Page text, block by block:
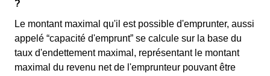
?
Le montant maximal qu'il est possible d'emprunter, aussi
appelé “capacité d'emprunt” se calcule sur la base du
taux d'endettement maximal, représentant le montant
maximal du revenu net de l'emprunteur pouvant être